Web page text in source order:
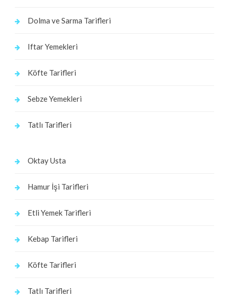
Dolma ve Sarma Tarifleri
Iftar Yemekleri
Köfte Tarifleri
Sebze Yemekleri
Tatlı Tarifleri
Oktay Usta
Hamur İşi Tarifleri
Etli Yemek Tarifleri
Kebap Tarifleri
Köfte Tarifleri
Tatlı Tarifleri